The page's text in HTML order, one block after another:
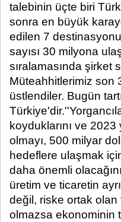
talebinin üçte biri
sonra en büyük
edilen 7
sayısı 30 milyona
sıralamasında şirket
Müteahhitlerimiz son
üstlendiler. Bugün
koyduklarını ve
olmayı, 500 milyar
hedeflere ulaşmak
daha önemli
üretim ve ticaretin
değil, riske ortak olan
olmazsa ekonominin